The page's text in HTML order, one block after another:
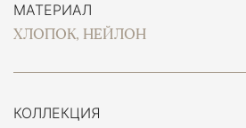
МАТЕРИАЛ
ХЛОПОК, НЕЙЛОН
КОЛЛЕКЦИЯ